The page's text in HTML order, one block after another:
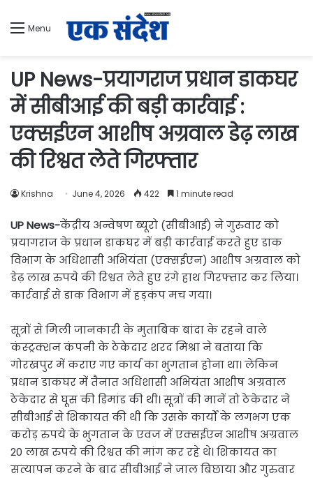
Menu
UP News-प्रयागराज प्रधान डाकघर
में सीबीआई की बड़ी कार्रवाई :
एक्सईएन आशीष अग्रवाल डेढ़ लाख
की रिश्वत लेते गिरफ्तार
Krishna June 4, 2026 422 1 minute read
UP News-केंद्रीय अन्वेषण ब्यूरो (सीबीआई) ने गुरुवार को
प्रयागराज के प्रधान डाकघर में बड़ी कार्रवाई करते हुए डाक
विभाग के अधिशासी अभियंता (एक्सईएन) आशीष अग्रवाल को
डेढ़ लाख रुपये की रिश्वत लेते हुए रंगे हाथ गिरफ्तार कर लिया।
कार्रवाई से डाक विभाग में हड़कंप मच गया।
सूत्रों से मिली जानकारी के मुताबिक बांदा के रहने वाले
कंस्ट्रक्शन कंपनी के ठेकेदार शरद मिश्रा ने बताया कि
गोरखपुर में कराए गए कार्य का भुगतान होना था। लेकिन
प्रधान डाकघर में तैनात अधिशासी अभियंता आशीष अग्रवाल
ठेकेदार से घूस की डिमांड की थी। सूत्रों की मानें तो ठेकेदार ने
सीबीआई से शिकायत की थी कि उसके कार्यों के लगभग एक
करोड़ रुपये के भुगतान के एवज में एक्सईएन आशीष अग्रवाल
20 लाख रुपये की रिश्वत की मांग कर रहे थे। शिकायत का
सत्यापन करने के बाद सीबीआई ने जाल बिछाया और गुरुवार